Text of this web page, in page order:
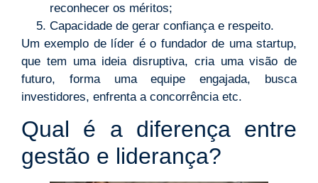
reconhecer os méritos;
Capacidade de gerar confiança e respeito.
Um exemplo de líder é o fundador de uma startup,
que tem uma ideia disruptiva, cria uma visão de
futuro, forma uma equipe engajada, busca
investidores, enfrenta a concorrência etc.
Qual é a diferença entre
gestão e liderança?